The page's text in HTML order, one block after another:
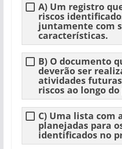
A) Um registro
riscos
juntamente com
características.
B) O documento
deverão ser
atividades
riscos ao longo
C) Uma lista com
planejadas para
identificados no